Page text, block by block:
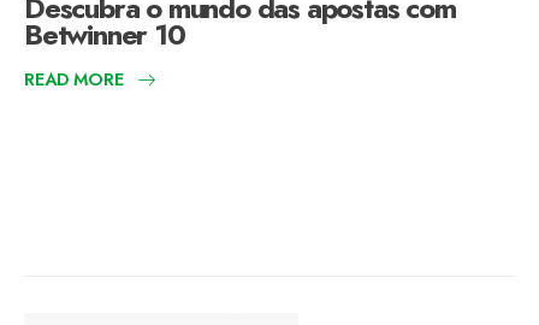
Betwinner 10
READ MORE